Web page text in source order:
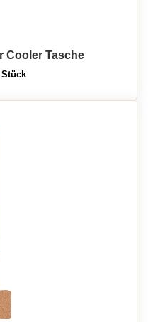
Cooler Tasche